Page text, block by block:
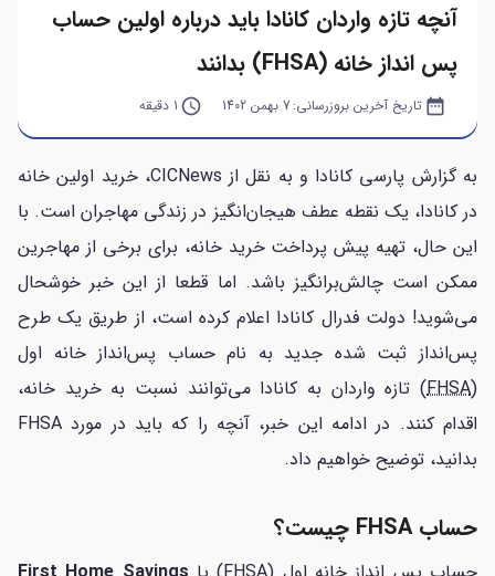
آنچه تازه واردان کانادا باید درباره اولین حساب
پس انداز خانه (FHSA) بدانند
date_range تاریخ آخرین بروزرسانی: 7 بهمن 1402 query_builder 1 دقیقه
به گزارش پارسی کانادا و به نقل از CICNews، خرید اولین خانه
در کانادا، یک نقطه عطف هیجان‌انگیز در زندگی مهاجران است. با
این حال، تهیه پیش پرداخت خرید خانه، برای برخی از مهاجرین
ممکن است چالش‌برانگیز باشد. اما قطعا از این خبر خوشحال
می‌شوید! دولت فدرال کانادا اعلام کرده است، از طریق یک طرح
پس‌انداز ثبت شده جدید به نام حساب پس‌انداز خانه اول
(
FHSA) تازه واردان به کانادا می‌توانند نسبت به خرید خانه،
اقدام کنند. در ادامه این خبر، آنچه را که باید در مورد FHSA
بدانید، توضیح خواهیم داد.
حساب FHSA چیست؟